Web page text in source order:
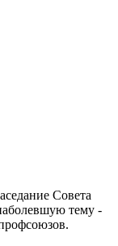
Совета
тему -